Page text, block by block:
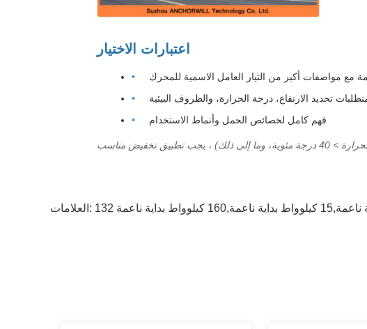
اعتبارات الاختيار
مع مواصفات أكبر من التيار العامل الاسمية للمحرك
تحديد الارتفاع، درجة الحرارة، والظروف البيئية
فهم كامل لخصائص الحمل وأنماط الاستخدام
العلامات: كيلوواط بداية ناعمة